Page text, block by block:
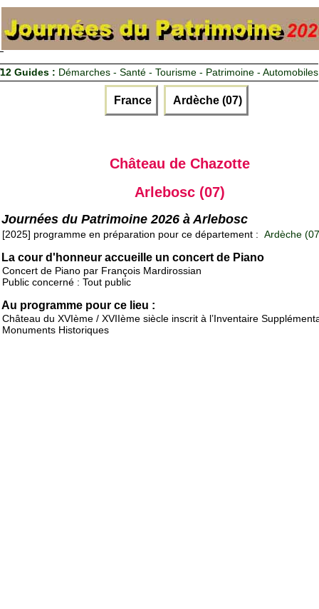
12 Guides : Démarches - Santé - Tourisme - Patrimoine - Automobiles
France Ardèche (07)
Château de Chazotte
Arlebosc (07)
Journées du Patrimoine 2026 à Arlebosc
[2025] programme en préparation pour ce département : Ardèche
La cour d'honneur accueille un concert de Piano
Concert de Piano par François Mardirossian
Public concerné : Tout public
Au programme pour ce lieu :
Château du XVIème / XVIIème siècle inscrit à l’Inventaire
Monuments Historiques